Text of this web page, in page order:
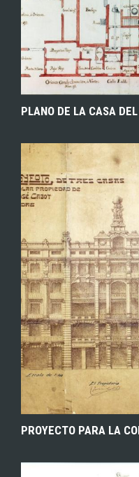
EXPLORAR